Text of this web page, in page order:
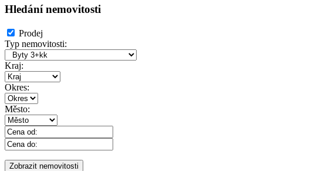
Hledání nemovitosti
Prodej
Typ nemovitosti:
Kraj:
Okres:
Město: